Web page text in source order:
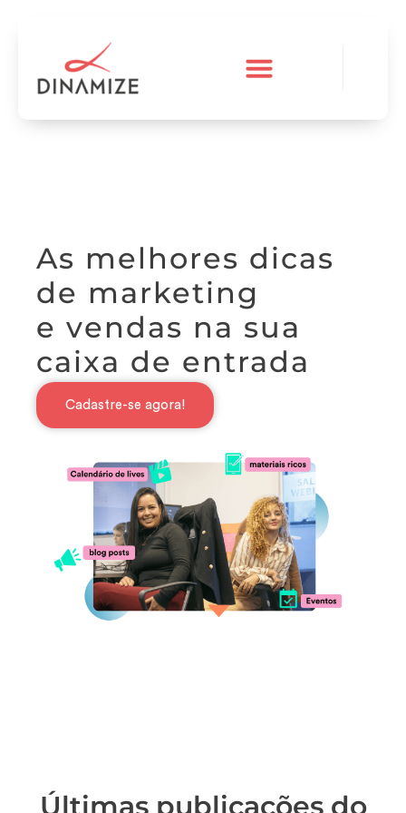
As melhores dicas
de marketing
e vendas na sua
caixa de entrada
Cadastre-se agora!
Últimas publicações do